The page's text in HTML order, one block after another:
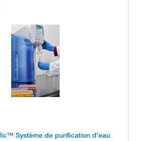
Système de purification d’eau